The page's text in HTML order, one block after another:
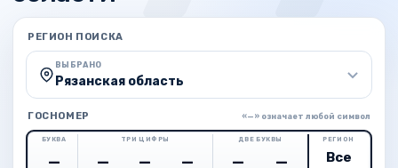
РЕГИОН ПОИСКА
ВЫБРАНО
Рязанская область
ГОСНОМЕР «—» означает любой символ
БУКВА ТРИ ЦИФРЫ ДВЕ БУКВЫ РЕГИОН